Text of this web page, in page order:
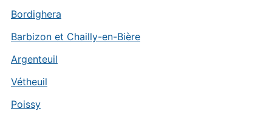
Bordighera
Barbizon et Chailly-en-Bière
Argenteuil
Vétheuil
Poissy